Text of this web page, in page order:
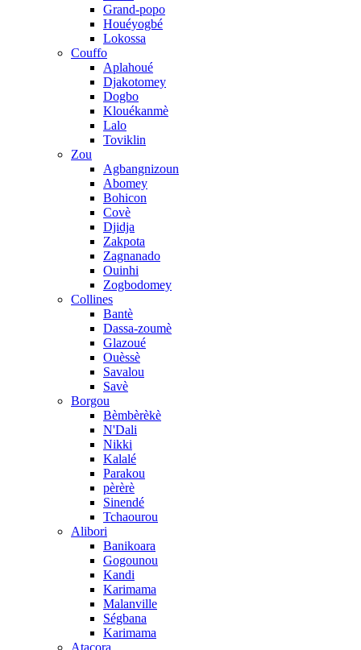
Grand-popo
Houéyogbé
Lokossa
Couffo
Aplahoué
Djakotomey
Dogbo
Klouékanmè
Lalo
Toviklin
Zou
Agbangnizoun
Abomey
Bohicon
Covè
Djidja
Zakpota
Zagnanado
Ouinhi
Zogbodomey
Collines
Bantè
Dassa-zoumè
Glazoué
Ouèssè
Savalou
Savè
Borgou
Bèmbèrèkè
N'Dali
Nikki
Kalalé
Parakou
pèrèrè
Sinendé
Tchaourou
Alibori
Banikoara
Gogounou
Kandi
Karimama
Malanville
Ségbana
Karimama
Atacora